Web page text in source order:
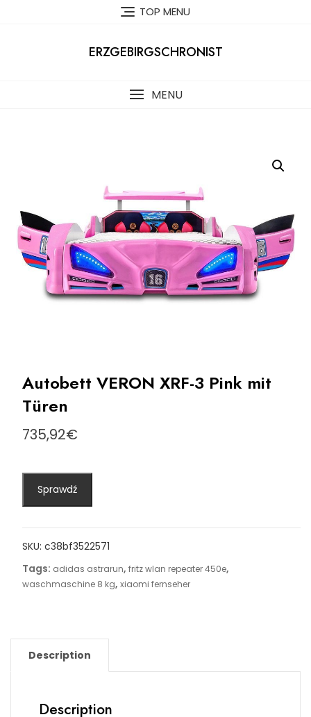
TOP MENU
ERZGEBIRGSCHRONIST
MENU
Autobett VERON XRF-3 Pink mit
Türen
735,92€
Sprawdź
SKU: c38bf3522571
Tags: adidas astrarun, fritz wlan repeater 450e,
waschmaschine 8 kg, xiaomi fernseher
Description
Description